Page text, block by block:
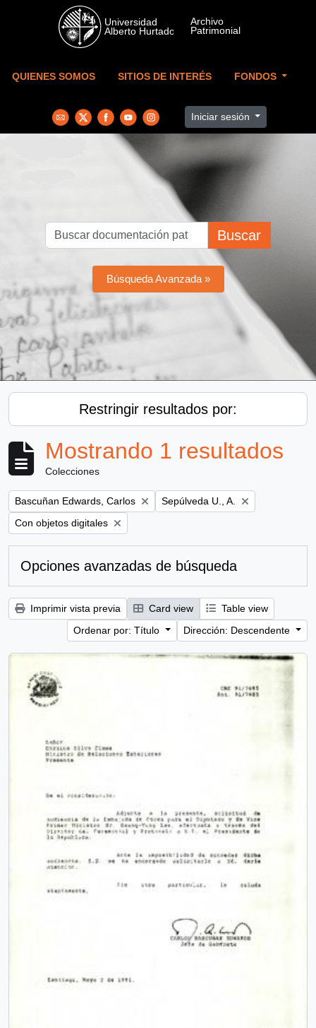
Skip to main content
QUIENES SOMOS SITIOS DE INTERÉS FONDOS
Iniciar sesión
Buscar
Búsqueda Avanzada »
Restringir resultados por:
Mostrando 1 resultados
Colecciones
Remove filter:
Bascuñan Edwards, Carlos Remove filter:
Sepúlveda U., A.
Remove filter:
Con objetos digitales
Opciones avanzadas de búsqueda
Imprimir vista previa Card view
Table view
Ordenar por: Título
Dirección: Descendente